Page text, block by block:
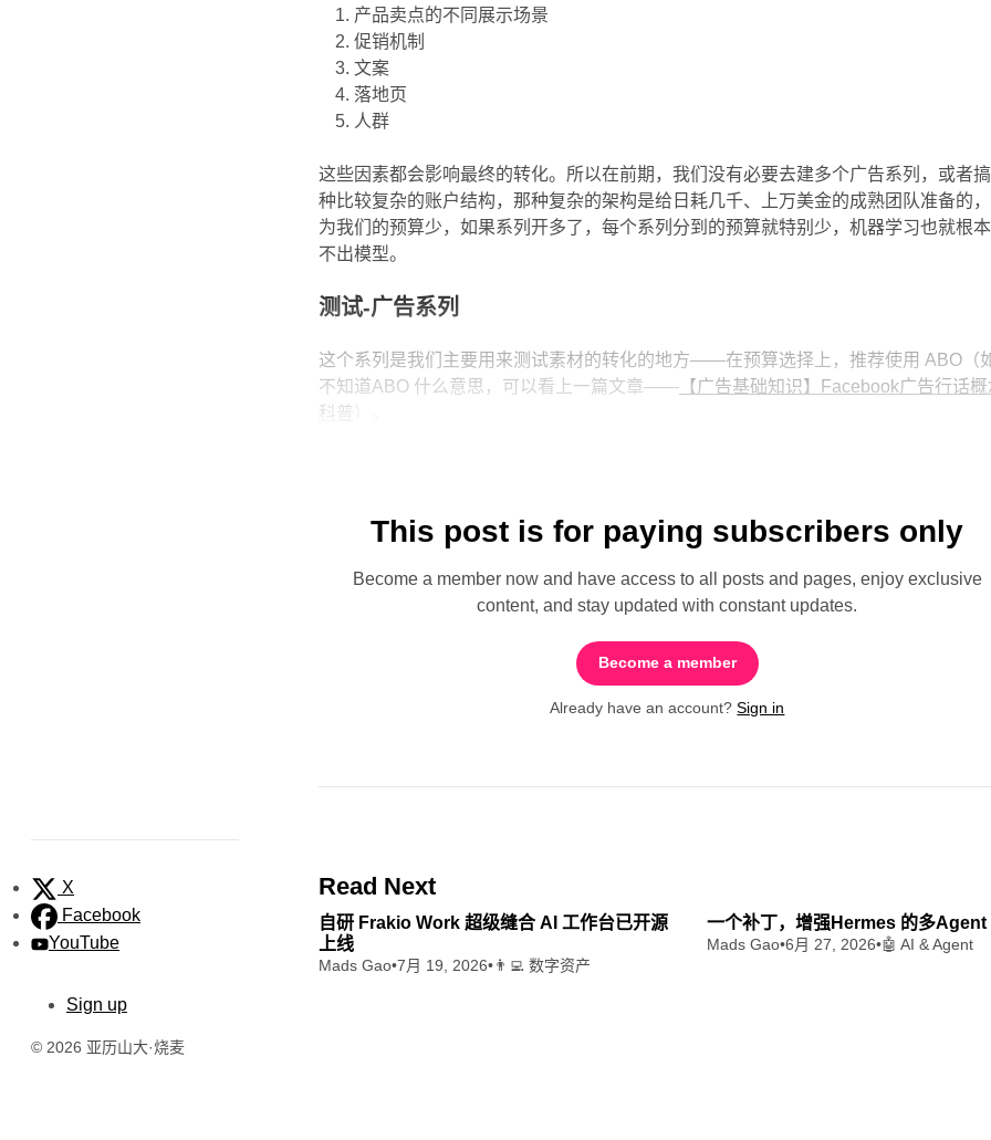
X
Facebook
YouTube
Sign up
© 2026 亚历山大·烧麦
产品卖点的不同展示场景
促销机制
文案
落地页
人群
这些因素都会影响最终的转化。所以在前期，我们没有必要去建多个广告系列，或者
种比较复杂的账户结构，那种复杂的架构是给日耗几千、上万美金的成熟团队准备的
为我们的预算少，如果系列开多了，每个系列分到的预算就特别少，机器学习也就根
不出模型。
测试-广告系列
这个系列是我们主要用来测试素材的转化的地方——在预算选择上，推荐使用 ABO（
不知道ABO 什么意思，可以看上一篇文章—— 【广告基础知识】Facebook广告行话
科普
This post is for paying subscribers only
Become a member now and have access to all posts and pages, enjoy exclusive
content, and stay updated with constant updates.
Become a member
Already have an account?Sign in
Read Next
自研 Frakio Work 超级缝合 AI 工作台已开源
上线
Mads Gao•7月 19, 2026•👨‍💻 数字资产
一个补丁，增强Hermes 的多Agent
Mads Gao•6月 27, 2026•🤖 AI & Agent